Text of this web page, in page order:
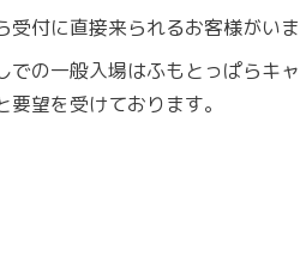
付に直接来られるお客様がいま
の一般入場はふもとっぱらキ
望を受けております。